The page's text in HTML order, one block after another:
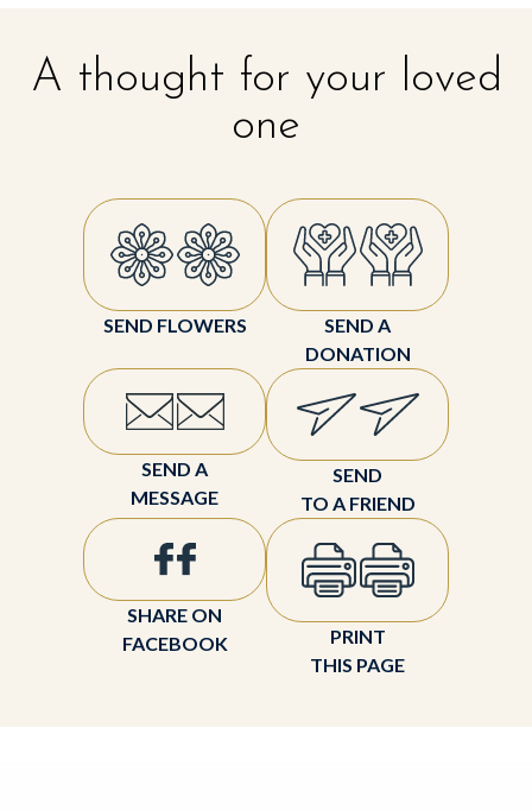
A thought for your loved
one
SEND FLOWERS
SEND A
DONATION
SEND A
MESSAGE
SEND
TO A FRIEND
SHARE ON
FACEBOOK
PRINT
THIS PAGE